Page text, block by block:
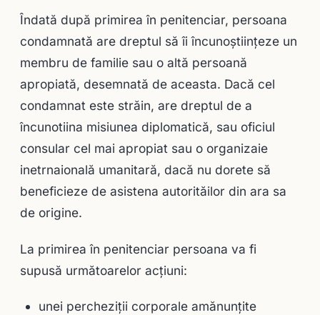
Îndată după primirea în penitenciar, persoana
condamnată are dreptul să îi încunoștiințeze un
membru de familie sau o altă persoană
apropiată, desemnată de aceasta. Dacă cel
condamnat este străin, are dreptul de a
încunotiina misiunea diplomatică, sau oficiul
consular cel mai apropiat sau o organizaie
inetrnaională umanitară, dacă nu dorete să
beneficieze de asistena autorităilor din ara sa
de origine.
La primirea în penitenciar persoana va fi
supusă următoarelor acțiuni:
unei percheziții corporale amănunțite